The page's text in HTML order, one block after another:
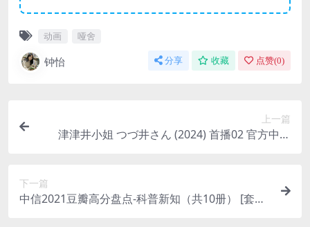
动画 哑舍
钟怡 分享 收藏 点赞(0)
上一篇
津津井小姐 つづ井さん (2024) 首播02 官方中字
下一篇
中信2021豆瓣高分盘点-科普新知（共10册） [ 套装